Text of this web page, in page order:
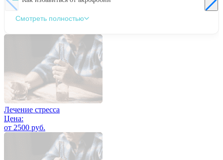
Смотреть полностью
Лечение стресса
Цена:
от 2500 руб.